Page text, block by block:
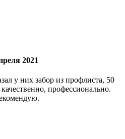
2021
у них забор из профлиста, 50
профессионально.